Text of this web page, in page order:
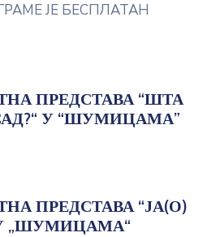
ЈЕ БЕСПЛАТАН
ПРЕДСТАВА “ШТА
У “ШУМИЦАМА”
ПРЕДСТАВА “ЈА(О)
„ШУМИЦАМА“